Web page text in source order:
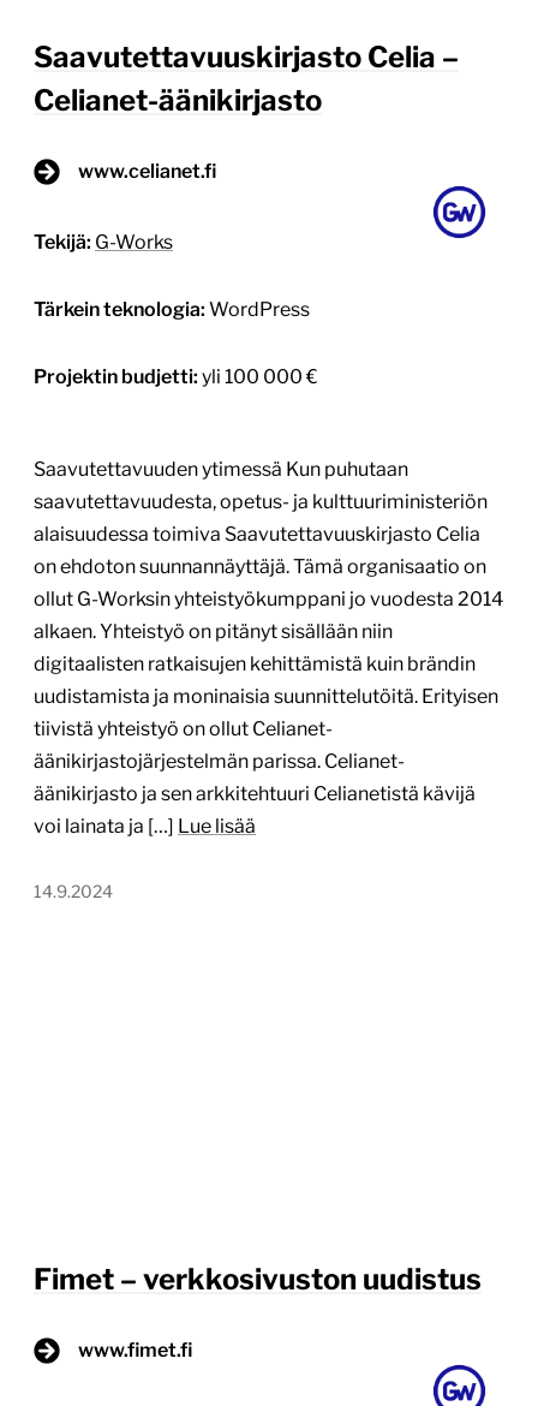
Saavutettavuuskirjasto Celia –
Celianet-äänikirjasto
www.celianet.fi
Tekijä: G-Works
Tärkein teknologia: WordPress
Projektin budjetti: yli 100 000 €
Saavutettavuuden ytimessä Kun puhutaan
saavutettavuudesta, opetus- ja kulttuuriministeriön
alaisuudessa toimiva Saavutettavuuskirjasto Celia
on ehdoton suunnannäyttäjä. Tämä organisaatio on
ollut G-Worksin yhteistyökumppani jo vuodesta 2014
alkaen. Yhteistyö on pitänyt sisällään niin
digitaalisten ratkaisujen kehittämistä kuin brändin
uudistamista ja moninaisia suunnittelutöitä. Erityisen
tiivistä yhteistyö on ollut Celianet-
äänikirjastojärjestelmän parissa. Celianet-
äänikirjasto ja sen arkkitehtuuri Celianetistä kävijä
voi lainata ja […] Lue lisää
14.9.2024
Fimet – verkkosivuston uudistus
www.fimet.fi